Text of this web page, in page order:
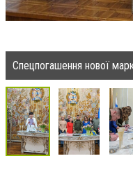
Спецпогашення нової